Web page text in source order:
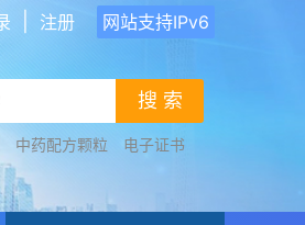
注册 网站支持IPv6
搜 索
中药配方颗粒 电子证书